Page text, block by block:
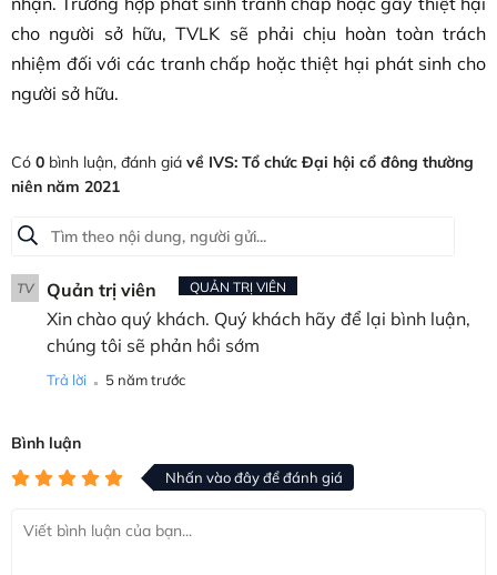
cho người sở hữu, TVLK sẽ phải chịu hoàn toàn trách
nhiệm đối với các tranh chấp hoặc thiệt hại phát sinh cho
người sở hữu.
Có 0 bình luận, đánh giá về IVS: Tổ chức Đại hội cổ đông thường
niên năm 2021
TV Quản trị viên QUẢN TRỊ VIÊN
Xin chào quý khách. Quý khách hãy để lại bình luận,
chúng tôi sẽ phản hồi sớm
Trả lời . 5 năm trước
Bình luận
Nhấn vào đây để đánh giá